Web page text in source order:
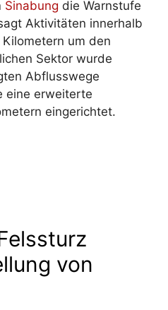
Sinabung die Warnstufe
Aktivitäten innerhalb
um den
Sektor wurde
Abflusswege
eine erweiterte
eingerichtet.
von